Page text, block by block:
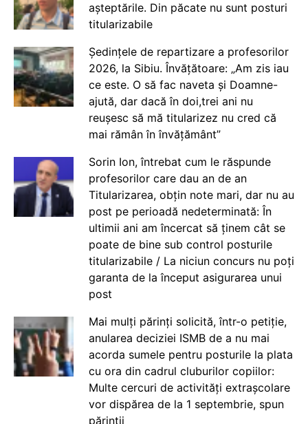
așteptările. Din păcate nu sunt posturi
titularizabile
Ședințele de repartizare a profesorilor
2026, la Sibiu. Învățătoare: „Am zis iau
ce este. O să fac naveta și Doamne-
ajută, dar dacă în doi,trei ani nu
reușesc să mă titularizez nu cred că
mai rămân în învățământ”
Sorin Ion, întrebat cum le răspunde
profesorilor care dau an de an
Titularizarea, obțin note mari, dar nu au
post pe perioadă nedeterminată: În
ultimii ani am încercat să ținem cât se
poate de bine sub control posturile
titularizabile / La niciun concurs nu poți
garanta de la început asigurarea unui
post
Mai mulți părinți solicită, într-o petiție,
anularea deciziei ISMB de a nu mai
acorda sumele pentru posturile la plata
cu ora din cadrul cluburilor copiilor:
Multe cercuri de activități extrașcolare
vor dispărea de la 1 septembrie, spun
părinții